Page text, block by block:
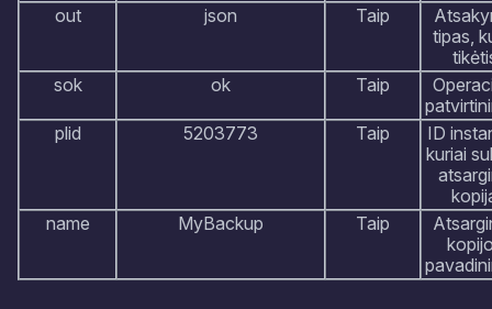
out
json Taip
tipas,
sok
ok Taip
plid
5203773 Taip
ID
kuriai
name
MyBackup Taip